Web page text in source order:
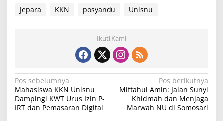
Jepara KKN posyandu Unisnu
Ikuti Kami
N
a
v
Pos sebelumnya
Mahasiswa KKN Unisnu
Dampingi KWT Urus Izin P-
IRT dan Pemasaran Digital
Pos berikutnya
Miftahul Amin: Jalan Sunyi
Khidmah dan Menjaga
Marwah NU di Somosari